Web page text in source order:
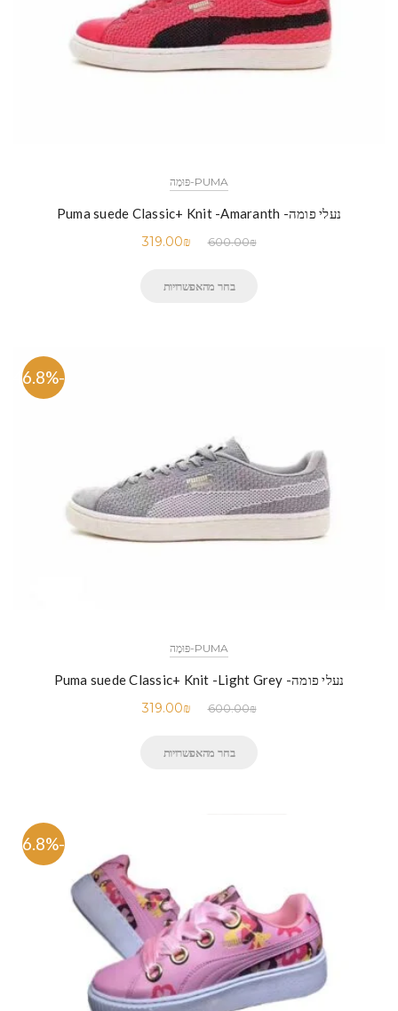
PUMA-פּוּמָה
נעלי פומה- Puma suede Classic+ Knit -Amaranth
600.00₪
319.00₪
בחר מהאפשרויות
-46.8%
PUMA-פּוּמָה
נעלי פומה- Puma suede Classic+ Knit -Light Grey
600.00₪
319.00₪
בחר מהאפשרויות
-46.8%